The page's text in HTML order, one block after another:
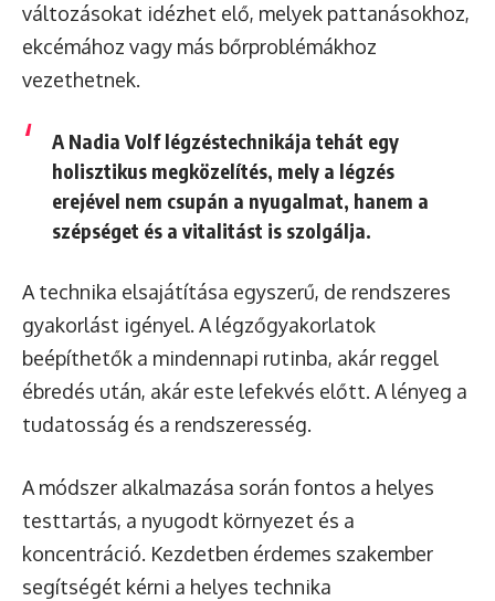
változásokat idézhet elő, melyek pattanásokhoz,
ekcémához vagy más bőrproblémákhoz
vezethetnek.
A Nadia Volf légzéstechnikája tehát egy
holisztikus megközelítés, mely a légzés
erejével nem csupán a nyugalmat, hanem a
szépséget és a vitalitást is szolgálja.
A technika elsajátítása egyszerű, de rendszeres
gyakorlást igényel. A légzőgyakorlatok
beépíthetők a mindennapi rutinba, akár reggel
ébredés után, akár este lefekvés előtt. A lényeg a
tudatosság és a rendszeresség.
A módszer alkalmazása során fontos a helyes
testtartás, a nyugodt környezet és a
koncentráció. Kezdetben érdemes szakember
segítségét kérni a helyes technika